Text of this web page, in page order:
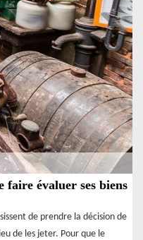
faire évaluer ses biens
de prendre la décision de
de les jeter. Pour que le